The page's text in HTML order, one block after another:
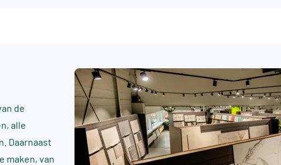
de
alle
Daarnaast
maken, van